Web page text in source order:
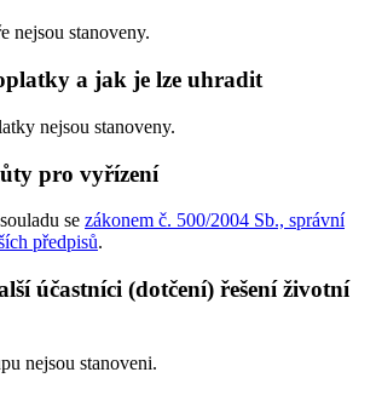
nejsou stanoveny.
a jak je lze uhradit
nejsou stanoveny.
pro vyřízení
se zákonem č. 500/2004 Sb., správní
předpisů.
účastníci (dotčení) řešení životní
nejsou stanoveni.